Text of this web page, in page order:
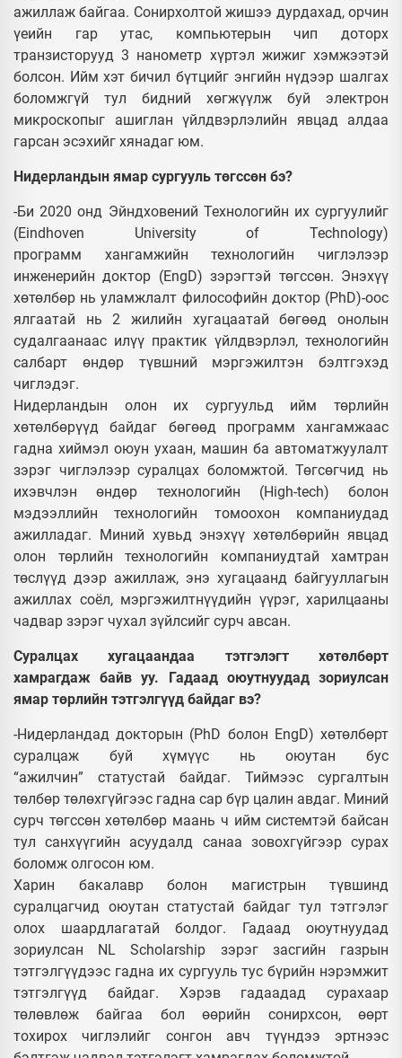
ажиллаж байгаа. Сонирхолтой жишээ дурдахад, орчин
үеийн гар утас, компьютерын чип доторх
транзисторууд 3 нанометр хүртэл жижиг хэмжээтэй
болсон. Ийм хэт бичил бүтцийг энгийн нүдээр шалгах
боломжгүй тул бидний хөгжүүлж буй электрон
микроскопыг ашиглан үйлдвэрлэлийн явцад алдаа
гарсан эсэхийг хянадаг юм.
Нидерландын ямар сургууль төгссөн бэ?
-Би 2020 онд Эйндховений Технологийн их сургуулийг
(Eindhoven University of Technology)
программ хангамжийн технологийн чиглэлээр
инженерийн доктор (EngD) зэрэгтэй төгссөн. Энэхүү
хөтөлбөр нь уламжлалт философийн доктор (PhD)-оос
ялгаатай нь 2 жилийн хугацаатай бөгөөд онолын
судалгаанаас илүү практик үйлдвэрлэл, технологийн
салбарт өндөр түвшний мэргэжилтэн бэлтгэхэд
чиглэдэг.
Нидерландын олон их сургуульд ийм төрлийн
хөтөлбөрүүд байдаг бөгөөд программ хангамжаас
гадна хиймэл оюун ухаан, машин ба автоматжуулалт
зэрэг чиглэлээр суралцах боломжтой. Төгсөгчид нь
ихэвчлэн өндөр технологийн (High-tech) болон
мэдээллийн технологийн томоохон компаниудад
ажилладаг. Миний хувьд энэхүү хөтөлбөрийн явцад
олон төрлийн технологийн компаниудтай хамтран
төслүүд дээр ажиллаж, энэ хугацаанд байгууллагын
ажиллах соёл, мэргэжилтнүүдийн үүрэг, харилцааны
чадвар зэрэг чухал зүйлсийг сурч авсан.
Суралцах хугацаандаа тэтгэлэгт хөтөлбөрт
хамрагдаж байв уу. Гадаад оюутнуудад зориулсан
ямар төрлийн тэтгэлгүүд байдаг вэ?
-Нидерландад докторын (PhD болон EngD) хөтөлбөрт
суралцаж буй хүмүүс нь оюутан бус
“ажилчин” статустай байдаг. Тиймээс сургалтын
төлбөр төлөхгүйгээс гадна сар бүр цалин авдаг. Миний
сурч төгссөн хөтөлбөр маань ч ийм системтэй байсан
тул санхүүгийн асуудалд санаа зовохгүйгээр сурах
боломж олгосон юм.
Харин бакалавр болон магистрын түвшинд
суралцагчид оюутан статустай байдаг тул тэтгэлэг
олох шаардлагатай болдог. Гадаад оюутнуудад
зориулсан NL Scholarship зэрэг засгийн газрын
тэтгэлгүүдээс гадна их сургууль тус бүрийн нэрэмжит
тэтгэлгүүд байдаг. Хэрэв гадаадад сурахаар
төлөвлөж байгаа бол өөрийн сонирхсон, өөрт
тохирох чиглэлийг сонгон авч түүндээ эртнээс